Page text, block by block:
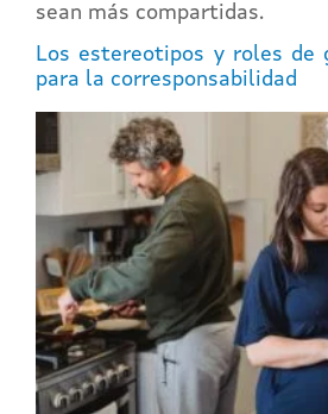
sean más compartidas.
Los estereotipos y roles de
para la corresponsabilidad